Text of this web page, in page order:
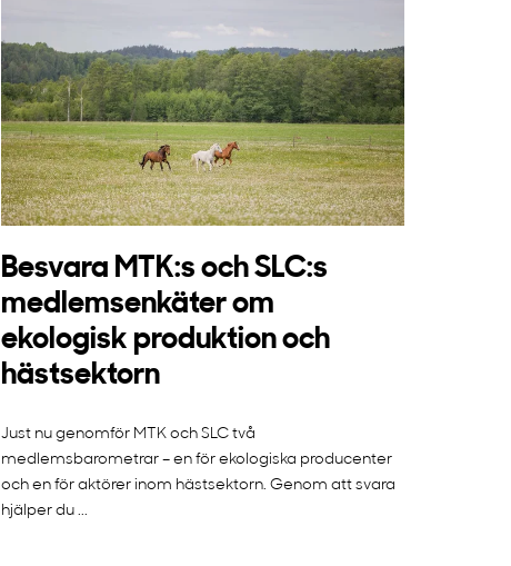
Besvara MTK:s och SLC:s
medlemsenkäter om
ekologisk produktion och
hästsektorn
Just nu genomför MTK och SLC två
medlemsbarometrar – en för ekologiska producenter
och en för aktörer inom hästsektorn. Genom att svara
hjälper du ...